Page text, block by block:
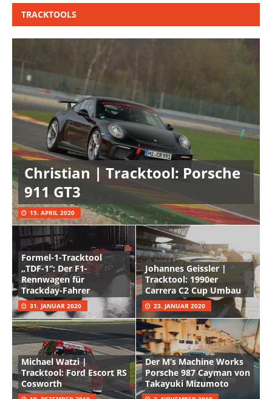
TRACKTOOLS
Christian | Tracktool: Porsche
911 GT3
15. APRIL 2020
Formel-1-Tracktool
„TDF-1“: Der F1-
Rennwagen für
Trackday-Fahrer
31. JANUAR 2020
Johannes Geissler |
Tracktool: 1990er
Carrera C2 Cup Umbau
23. JANUAR 2020
Michael Watzi |
Tracktool: Ford Escort RS
Cosworth
Der M’s Machine Works
Porsche 987 Cayman von
Takayuki Mizumoto